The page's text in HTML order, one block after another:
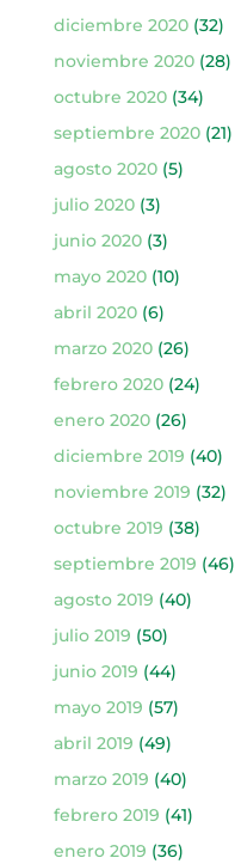
diciembre 2020(32)
noviembre 2020(28)
octubre 2020(34)
septiembre 2020(21)
agosto 2020(5)
julio 2020(3)
junio 2020(3)
mayo 2020(10)
abril 2020(6)
marzo 2020(26)
febrero 2020(24)
enero 2020(26)
diciembre 2019 (40)
noviembre 2019 (32)
octubre 2019 (38)
septiembre 2019 (46)
agosto 2019 (40)
julio 2019 (50)
junio 2019 (44)
mayo 2019 (57)
abril 2019 (49)
marzo 2019 (40)
febrero 2019 (41)
enero 2019 (36)